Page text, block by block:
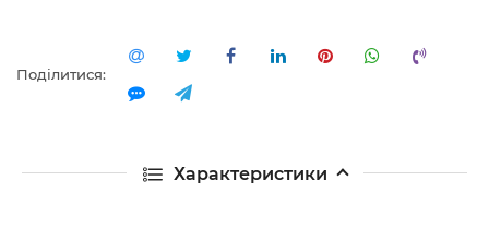
Характеристики
Поділитися: